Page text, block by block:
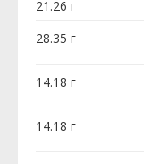
21.26 г
28.35 г
14.18 г
14.18 г